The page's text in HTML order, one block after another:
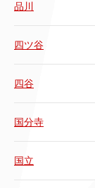
品川
四ツ谷
四谷
国分寺
国立